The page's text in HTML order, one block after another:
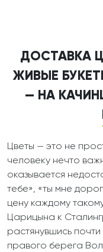
ДОСТАВКА
ЖИВЫЕ
— НА
Цветы — это не
человеку нечто
оказывается
тебе», «ты мне
цену каждому
Царицына к
растянувшись
правого берега